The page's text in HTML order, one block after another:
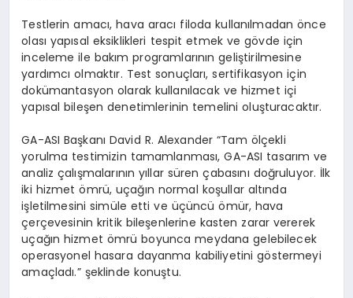
Testlerin amacı, hava aracı filoda kullanılmadanönce
olası yapısal eksiklikleri tespit etmek ve gövde için
inceleme ile bakım programlarının geliştirilmesine
yardımcı olmaktır. Test sonuçları, sertifikasyon için
dokümantasyon olarak kullanılacak ve hizmet içi
yapısal bileşen denetimlerinin temelini oluşturacaktır.
GA-ASI Başkanı David R. Alexander“Tam ölçekli
yorulma testimizin tamamlanması, GA-ASI tasarım ve
analiz çalışmalarının yıllar sürençabasını doğruluyor. İlk
iki hizmetömrü, uçağın normal koşullar altında
işletilmesini simüle etti ve üçüncü ömür, hava
çerçevesinin kritik bileşenlerine kasten zarar vererek
uçağın hizmet ömrü boyunca meydana gelebilecek
operasyonel hasara dayanma kabiliyetini göstermeyi
amaçladı.” şeklinde konuştu.